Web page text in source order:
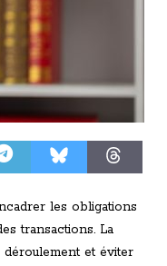
les obligations
transactions. La
et éviter